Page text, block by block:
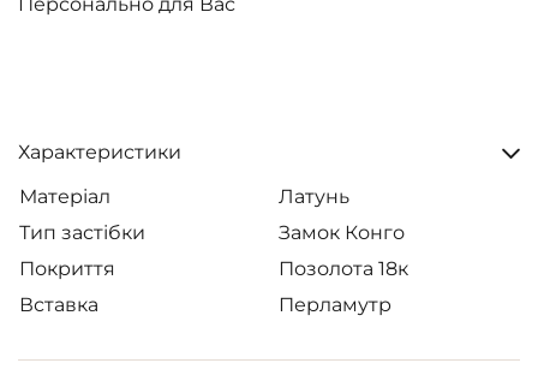
Характеристики
Матеріал
Латунь
Тип застібки
Замок Конго
Покриття
Позолота 18к
Вставка
Перламутр